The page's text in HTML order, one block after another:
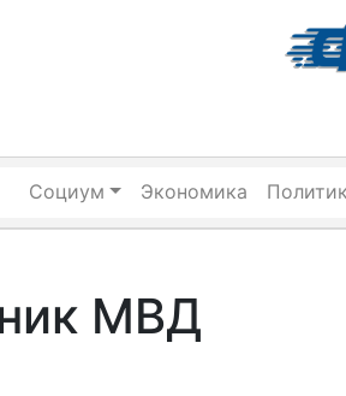
Социум Экономика
МВД